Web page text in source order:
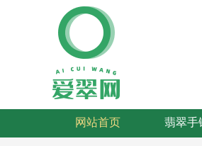
网站首页 翡翠手